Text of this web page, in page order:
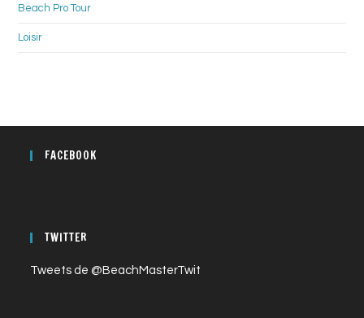
Beach Pro Tour
Loisir
FACEBOOK
TWITTER
Tweets de @BeachMasterTwit